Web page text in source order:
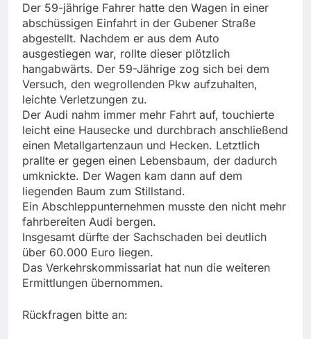
Der 59-jährige Fahrer hatte den Wagen in einer
abschüssigen Einfahrt in der Gubener Straße
abgestellt. Nachdem er aus dem Auto
ausgestiegen war, rollte dieser plötzlich
hangabwärts. Der 59-Jährige zog sich bei dem
Versuch, den wegrollenden Pkw aufzuhalten,
leichte Verletzungen zu.
Der Audi nahm immer mehr Fahrt auf, touchierte
leicht eine Hausecke und durchbrach anschließend
einen Metallgartenzaun und Hecken. Letztlich
prallte er gegen einen Lebensbaum, der dadurch
umknickte. Der Wagen kam dann auf dem
liegenden Baum zum Stillstand.
Ein Abschleppunternehmen musste den nicht mehr
fahrbereiten Audi bergen.
Insgesamt dürfte der Sachschaden bei deutlich
über 60.000 Euro liegen.
Das Verkehrskommissariat hat nun die weiteren
Ermittlungen übernommen.
Rückfragen bitte an: